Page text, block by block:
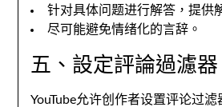
针对具体问题进行解答 ，提供
尽可能避免情绪化的言辞 。
五、設定評論過濾器
YouTube允许创作者设置评论过滤